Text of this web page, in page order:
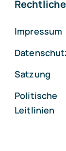
Impressum
Satzung
Politische
Leitlinien